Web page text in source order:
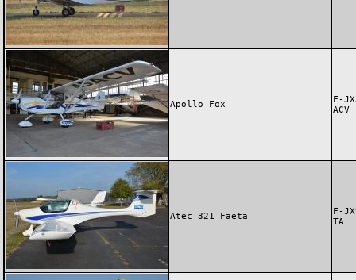
Apollo Fox
F-
ACV
Atec 321 Faeta
F-
TA